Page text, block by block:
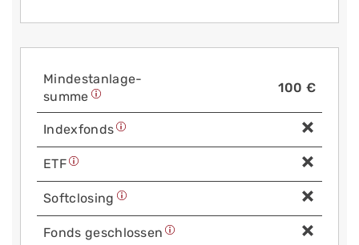
Mindest­anlage­
summe
100 €
Index­fonds
ETF
Soft­closing
Fonds geschlossen